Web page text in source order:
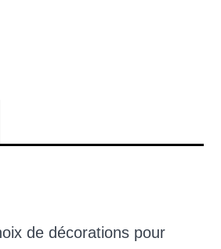
de décorations pour